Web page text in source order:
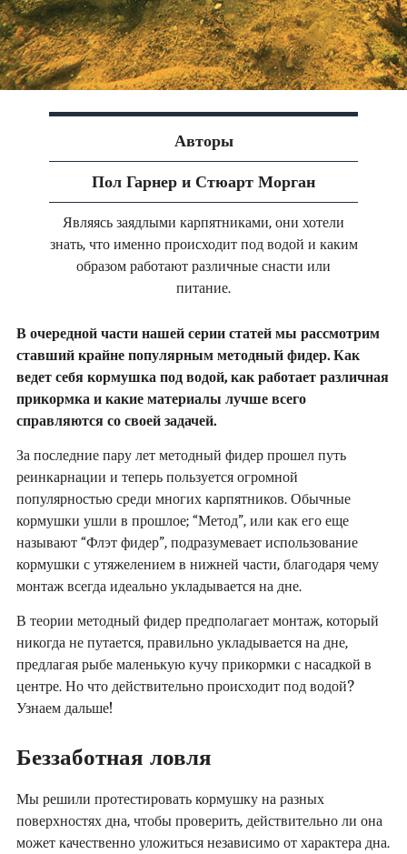
Авторы
Пол Гарнер и Стюарт Морган
Являясь заядлыми карпятниками, они хотели
знать, что именно происходит под водой и каким
образом работают различные снасти или
питание.
В очередной части нашей серии статей мы рассмотрим
ставший крайне популярным методный фидер. Как
ведет себя кормушка под водой, как работает различная
прикормка и какие материалы лучше всего
справляются со своей задачей.
За последние пару лет методный фидер прошел путь
реинкарнации и теперь пользуется огромной
популярностью среди многих карпятников. Обычные
кормушки ушли в прошлое; “Метод”, или как его еще
называют “Флэт фидер”, подразумевает использование
кормушки с утяжелением в нижней части, благодаря чему
монтаж всегда идеально укладывается на дне.
В теории методный фидер предполагает монтаж, который
никогда не путается, правильно укладывается на дне,
предлагая рыбе маленькую кучу прикормки с насадкой в
центре. Но что действительно происходит под водой?
Узнаем дальше!
Беззаботная ловля
Мы решили протестировать кормушку на разных
поверхностях дна, чтобы проверить, действительно ли она
может качественно уложиться независимо от характера дна.